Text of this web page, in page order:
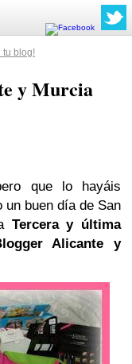
tu blog!
y Murcia
que lo hayáis
un buen día de San
Tercera y última
Alicante y